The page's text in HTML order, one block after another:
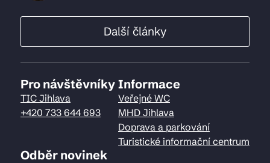
Další články
Pro návštěvníky
TIC Jihlava
+420 733 644 693
Informace
Veřejné WC
MHD Jihlava
Doprava a parkování
Turistické informační centrum
Odběr novinek